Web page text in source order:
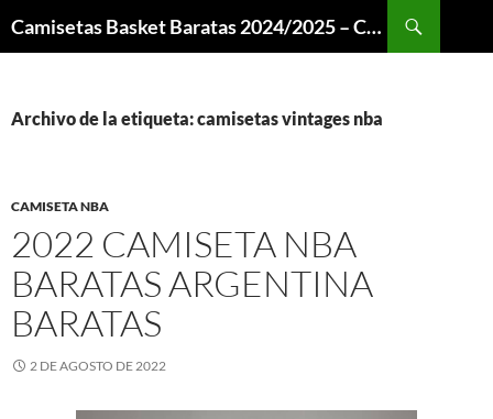
Camisetas Basket Baratas 2024/2025 – Camisetas NBA
Archivo de la etiqueta: camisetas vintages nba
CAMISETA NBA
2022 CAMISETA NBA
BARATAS ARGENTINA
BARATAS
2 DE AGOSTO DE 2022